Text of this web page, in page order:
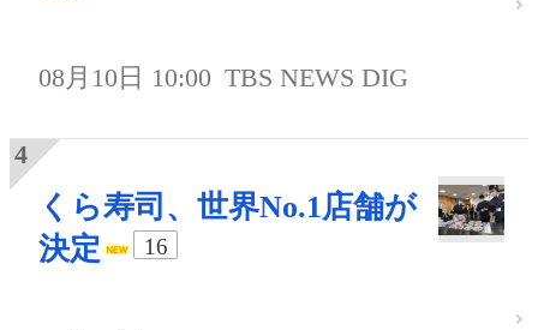
08月10日 10:00 TBS NEWS DIG
くら寿司、世界No.1店舗が
決定
16